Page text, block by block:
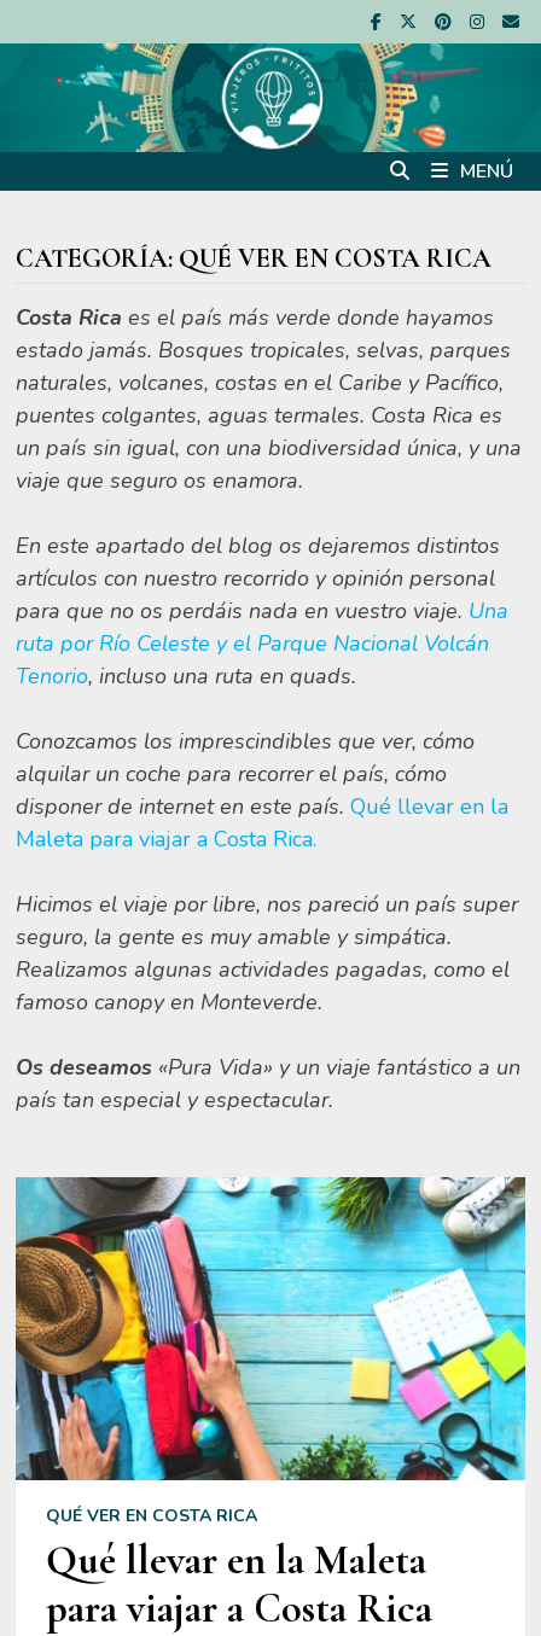
al
contenido
MENÚ
CATEGORÍA: QUÉ VER EN COSTA RICA
Costa Rica es el país más verde donde hayamos
estado jamás. Bosques tropicales, selvas, parques
naturales, volcanes, costas en el Caribe y Pacífico,
puentes colgantes, aguas termales. Costa Rica es
un país sin igual, con una biodiversidad única, y una
viaje que seguro os enamora.
En este apartado del blog os dejaremos distintos
artículos con nuestro recorrido y opinión personal
para que no os perdáis nada en vuestro viaje. Una
ruta por Río Celeste y el Parque Nacional Volcán
Tenorio, incluso una ruta en quads.
Conozcamos los imprescindibles que ver, cómo
alquilar un coche para recorrer el país, cómo
disponer de internet en este país. Qué llevar en la
Maleta para viajar a Costa Rica.
Hicimos el viaje por libre, nos pareció un país super
seguro, la gente es muy amable y simpática.
Realizamos algunas actividades pagadas, como el
famoso canopy en Monteverde.
Os deseamos «Pura Vida» y un viaje fantástico a un
país tan especial y espectacular.
QUÉ VER EN COSTA RICA
Qué llevar en la Maleta
para viajar a Costa Rica